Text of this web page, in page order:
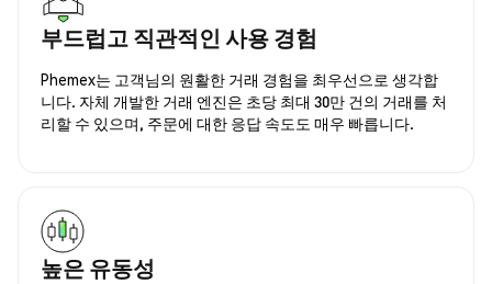
부드럽고 직관적인 사용 경험
Phemex는 고객님의 원활한 거래 경험을 최우선으로 생각합
니다. 자체 개발한 거래 엔진은 초당 최대 30만 건의 거래를 처
리할 수 있으며, 주문에 대한 응답 속도도 매우 빠릅니다.
높은 유동성